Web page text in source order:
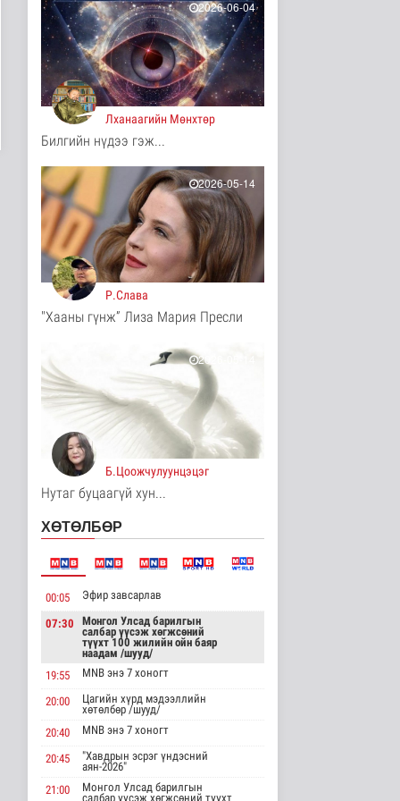
Анхаарал сэрэмжээ
нэмэгдүүлж, аюулгүй
байдлаа ха..
Эрүүл мэнд
17 цаг 13 минутын өмнө
Нийгмийн даатгалын
сангийн хөрөнгө 7.6
тэрбум тө..
Эдийн засаг
18 цаг 35 минутын өмнө
Сумдын халаалтын
төвүүдийн засвар,
шинэчлэлийг б..
Улс төр
18 цаг 58 минутын өмнө
НАСА-гийн хоёр нисгэгч
задгай сансарт зургаан
Танин мэдэхүй
18 цаг 13 минутын өмнө
Эртний ойг
хамгаалахын тулд
Канадын иргэд мод бэ..
18 цаг 19 минутын өмнө
ЦАГ АГААР:
19 цаг 40 минутын өмнө
Кибер халдлага,
системээр да..
Нийгэм
19 цаг 52 минутын өмнө
Аялал жуулчлалын
компанийн
автомашиныг ШТС-ууд
х..
Улс төр
19 цаг 58 минутын өмнө
2026-06-04
Лханаагийн Мөнхтөр
Билгийн нүдээ гэж...
2026-05-14
Р.Слава
"Хааны гүнж” Лиза Мария Пресли
2026-05-14
Б.Цоожчулуунцэцэг
Нутаг буцаагүй хун...
ХӨТӨЛБӨР
00:05 Эфир завсарлав
07:30
Монгол Улсад барилгын
салбар үүсэж хөгжсөний
түүхт 100 жилийн ойн баяр
наадам /шууд/
19:55
MNB энэ 7 хоногт
20:00
Цагийн хүрд мэдээллийн
хөтөлбөр /шууд/
20:40
MNB энэ 7 хоногт
20:45
"Хавдрын эсрэг үндэсний
аян-2026"
21:00
Монгол Улсад барилгын
салбар үүсэж хөгжсөний түүхт